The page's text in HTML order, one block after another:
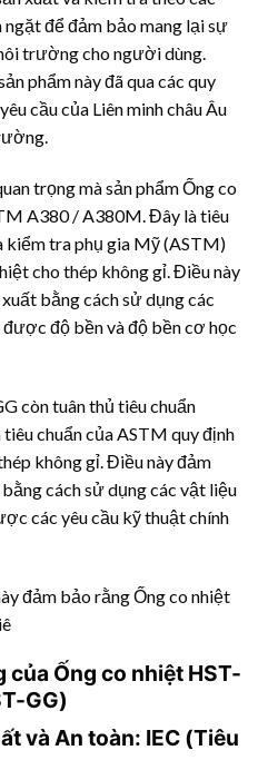
để đảm bảo mang lại sự
trường cho người dùng.
phẩm này đã qua các quy
cầu của Liên minh châu Âu
trọng mà sản phẩm Ống co
A380 / A380M. Đây là tiêu
kiểm tra phụ gia Mỹ (ASTM)
cho thép không gỉ. Điều này
bằng cách sử dụng các
độ bền và độ bền cơ học
còn tuân thủ tiêu chuẩn
chuẩn của ASTM quy định
không gỉ. Điều này đảm
cách sử dụng các vật liệu
các yêu cầu kỹ thuật chính
đảm bảo rằng Ống co nhiệt
Ống co nhiệt HST-
GG)
và An toàn: IEC (Tiêu